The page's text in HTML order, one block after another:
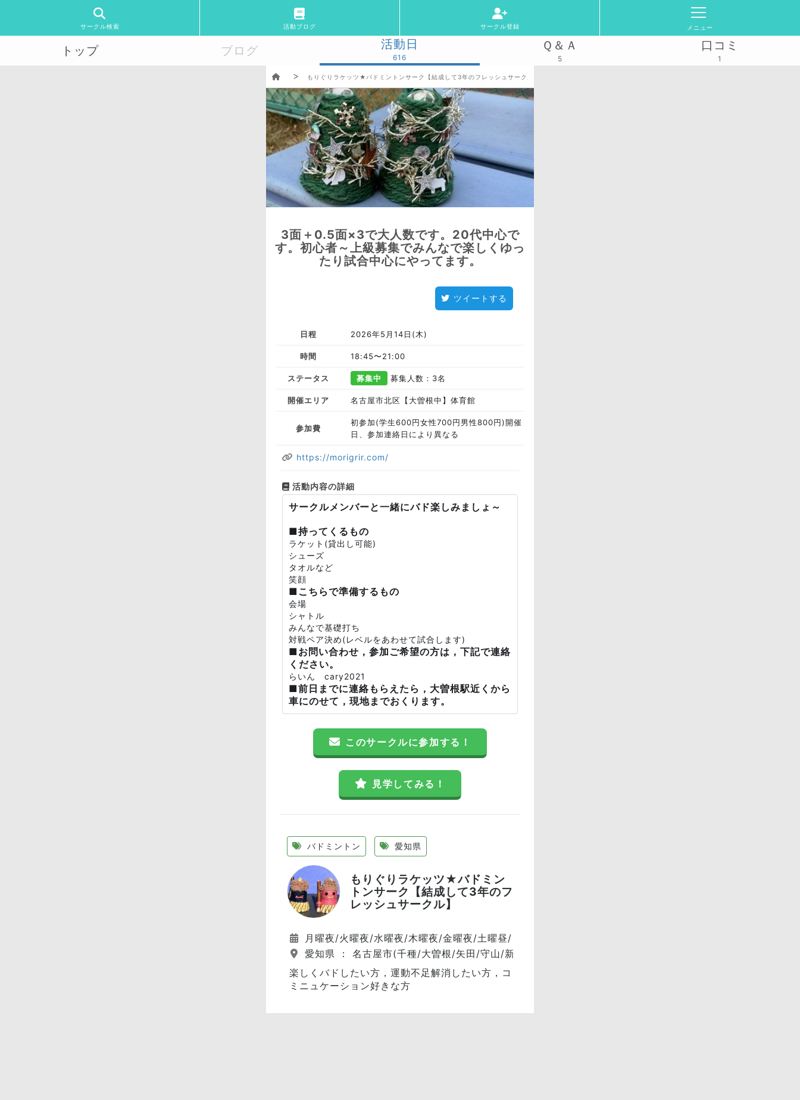
サークル検索 活動ブログ サークル登録 メニュー
トップ ブログ 活動日
616
Ｑ＆Ａ
5
口コミ
1
もりぐりラケッツ★バドミントンサーク【結成して3年のフレッシュサークル】
3面＋0.5面×3で大人数です。20代中心で
す。初心者～上級募集でみんなで楽しくゆっ
たり試合中心にやってます。
ツイートする
日程 2026年5月14日(木)
時間 18:45〜21:00
ステータス 募集中 募集人数：3名
開催エリア 名古屋市北区【大曽根中】体育館
参加費
初参加(学生600円女性700円男性800円)開催
日、参加連絡日により異なる
https://morigrir.com/
活動内容の詳細
サークルメンバーと一緒にバド楽しみましょ～
■持ってくるもの
ラケット(貸出し可能)
シューズ
タオルなど
笑顔
■こちらで準備するもの
会場
シャトル
みんなで基礎打ち
対戦ペア決め(レベルをあわせて試合します)
■お問い合わせ，参加ご希望の方は，下記で連絡
ください。
らいん cary2021
■前日までに連絡もらえたら，大曽根駅近くから
車にのせて，現地までおくります。
このサークルに参加する！
見学してみる！
バドミントン 愛知県
もりぐりラケッツ★バドミン
トンサーク【結成して3年のフ
レッシュサークル】
月曜夜/火曜夜/水曜夜/木曜夜/金曜夜/土曜昼/日曜昼
愛知県 ： 名古屋市(千種/大曽根/矢田/守山/新守山/志賀)
楽しくバドしたい方，運動不足解消したい方，コ
ミニュケーション好きな方